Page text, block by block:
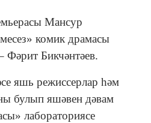
Мансур
комик драмасы
Фәрит Бикчәнтәев.
яшь режиссерлар һәм
булып яшәвен дәвам
лабораториясе